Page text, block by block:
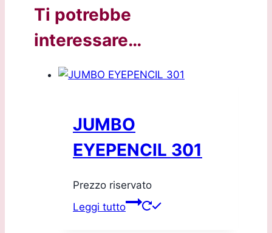
Ti potrebbe
interessare…
JUMBO
EYEPENCIL 301
Prezzo riservato
Leggi tutto